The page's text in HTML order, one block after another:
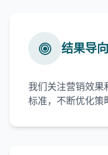
结果导
我们关注营销效果
标准，不断优化策